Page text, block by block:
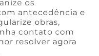
os
antecedência e
obras,
contato com
resolver agora